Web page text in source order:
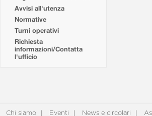
Avvisi all'utenza
Normative
Turni operativi
Richiesta
informazioni/Contatta
l'ufficio
Chi siamo Eventi News e circolari